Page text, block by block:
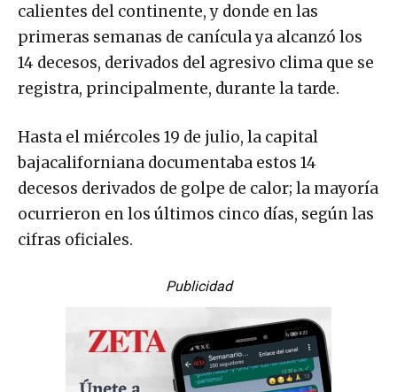
calientes del continente, y donde en las
primeras semanas de canícula ya alcanzó los
14 decesos, derivados del agresivo clima que se
registra, principalmente, durante la tarde.
Hasta el miércoles 19 de julio, la capital
bajacaliforniana documentaba estos 14
decesos derivados de golpe de calor; la mayoría
ocurrieron en los últimos cinco días, según las
cifras oficiales.
Publicidad